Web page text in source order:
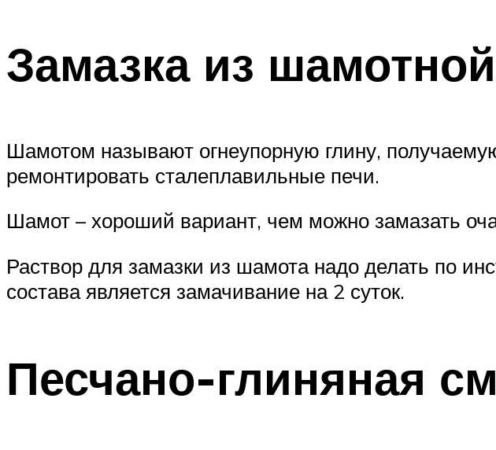
Замазка из
Шамотом называют огнеупорную глину,
ремонтировать сталеплавильные печи.
Шамот – хороший вариант, чем можно замазать
Раствор для замазки из шамота надо делать по
состава является замачивание на 2 суток.
Песчано-глиняная